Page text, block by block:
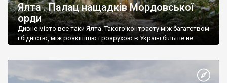
Ялта . Палац нащадків Мордовської
орди
Дивне місто все таки Ялта. Такого контрасту між багатством
і бідністю, між розкішшю і розрухою в Україні більше не